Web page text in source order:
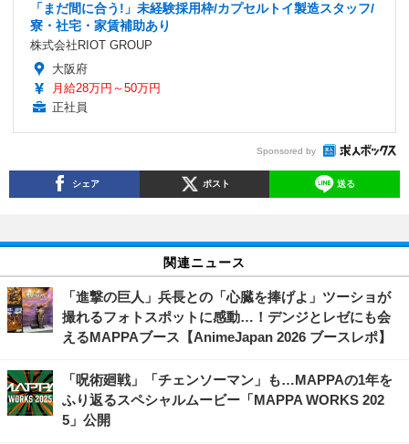
「まだ間に合う!」未経験採用枠/カプセルトイ製造スタッフ/
寮・社宅・家賃補助あり
株式会社RIOT GROUP
大阪府
月給28万円～50万円
正社員
Sponsored by
シェア ポスト 送る
関連ニュース
「進撃の巨人」兵長との「心臓を捧げよ」ツーショが
撮れるフォトスポットに感動…！デンジとレゼにも会
えるMAPPAブース【AnimeJapan 2026 ブースレポ】
「呪術廻戦」「チェンソーマン」も…MAPPAの1年を
ふり返るスペシャルムービー「MAPPA WORKS 202
5」公開